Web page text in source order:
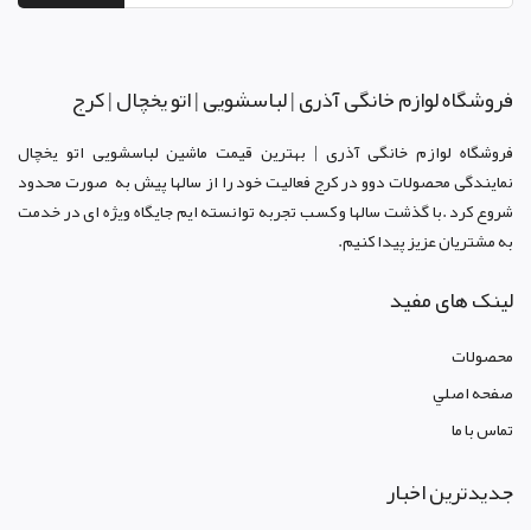
فروشگاه لوازم خانگی آذری | لباسشویی | اتو یخچال | کرج
فروشگاه لوازم خانگی آذری | بهترین قیمت ماشین لباسشویی اتو یخچال
نمایندگی محصولات دوو در کرجفعالیت خود را از سالها پیش به صورت محدود
شروع کرد .با گذشت سالها و کسب تجربه توانسته ایم جایگاه ویژه ای در خدمت
به مشتریان عزیز پیدا کنیم.
لینک های مفید
محصولات
صفحه اصلي
تماس با ما
جدیدترین اخبار